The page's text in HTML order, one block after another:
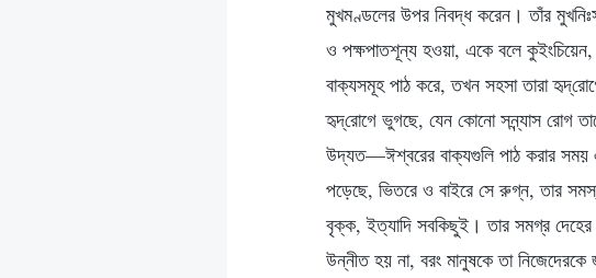
মুখমণ্ডলের উপর নিবদ্ধ করেন। তাঁর
ও পক্ষপাতশূন্য হওয়া, একে বলে কুইংচিয়েন,
বাক্যসমূহ পাঠ করে, তখন সহসা তারা
হৃদ্‌রোগে ভুগছে, যেন কোনো সন্ন্যাস রোগ
উদ্যত—ঈশ্বরের বাক্যগুলি পাঠ করার সময়
পড়েছে, ভিতরে ও বাইরে সে রুগ্ন, তার
বৃক্ক, ইত্যাদি সবকিছুই। তার সমগ্র
উন্নীত হয় না, বরং মানুষকে তা